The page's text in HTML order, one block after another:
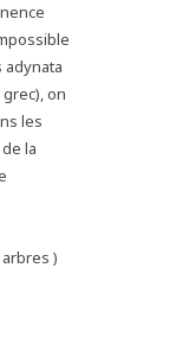
adynata
on
les
la
)